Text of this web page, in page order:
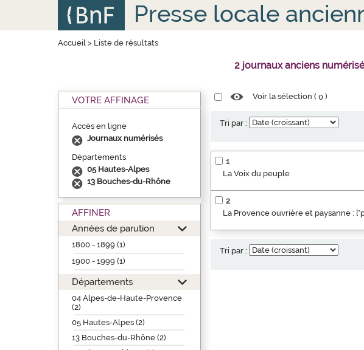
Presse locale
Accueil> Liste de résultats
2 journaux anciens
VOTRE AFFINAGE
Accès en ligne
Journaux numérisés
Départements
05 Hautes-Alpes
13 Bouches-du-Rhône
AFFINER
Années de parution
1800 - 1899 (1)
1900 - 1999 (1)
Départements
04 Alpes-de-Haute-Provence
(2)
05 Hautes-Alpes (2)
13 Bouches-du-Rhône (2)
Voir la sélection (0 )
Tri par :
1
La Voix du peuple
2
La Provence ouvrière et paysanne :
Tri par :
Panneau de gestion des cookies